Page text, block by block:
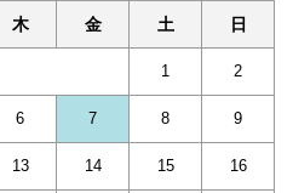
木 金 土 日
1 2
6 7 8 9
13 14 15 16